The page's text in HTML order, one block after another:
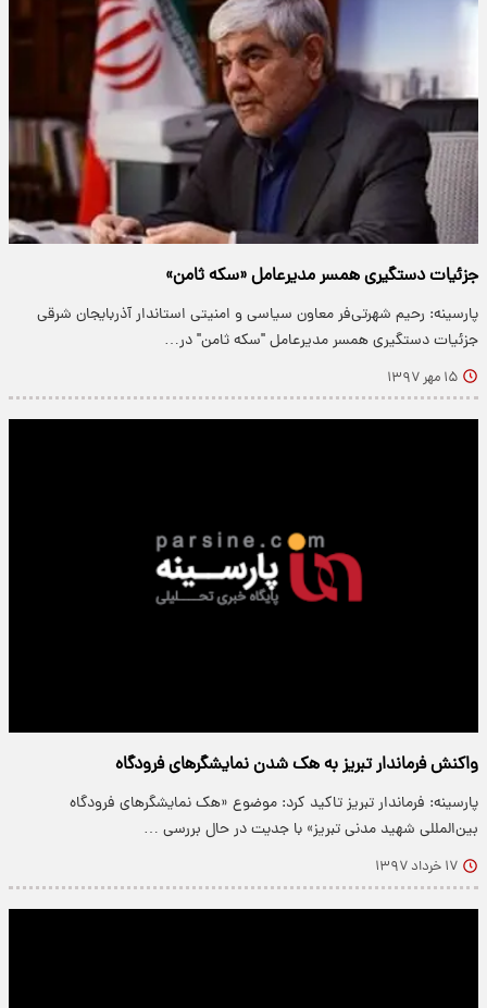
جزئیات دستگیری همسر مدیرعامل «سکه ثامن»
پارسینه: رحیم شهرتی‌فر معاون سیاسی و امنیتی استاندار آذربایجان شرقی
جزئیات دستگیری همسر مدیرعامل "سکه ثامن" در…
۱۵ مهر ۱۳۹۷
واکنش‌ فرماندار‌ تبریز‌ به‌ هک‌ شدن‌ نمایشگرهای‌ فرودگاه
پارسینه: ‌فرماندار تبریز تاکید کرد: موضوع «هک نمایشگر‌های فرودگاه
بین‌المللی شهید مدنی تبریز» با جدیت در حال بررسی …
۱۷ خرداد ۱۳۹۷